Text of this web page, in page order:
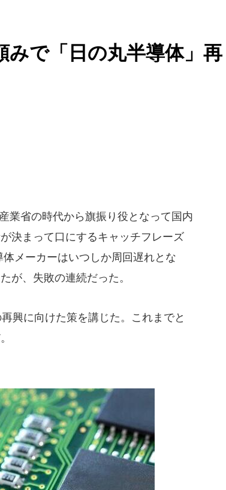
みで「日の丸半導体」再
業省の時代から旗振り役となって国内
決まって口にするキャッチフレーズ
メーカーはいつしか周回遅れとな
が、失敗の連続だった。
興に向けた策を講じた。これまでと